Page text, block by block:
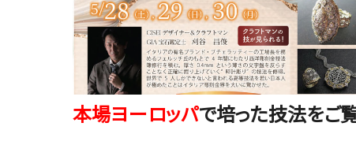
本場ヨーロッパで培った技法をご